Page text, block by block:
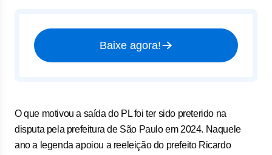
Baixe agora!
O que motivou a saída do PL foi ter sido preterido na
disputa pela prefeitura de São Paulo em 2024. Naquele
ano a legenda apoiou a reeleição do prefeito Ricardo